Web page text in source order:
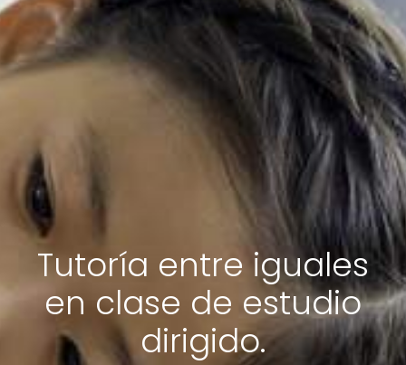
Tutoría entre iguales
en clase de estudio
dirigido.